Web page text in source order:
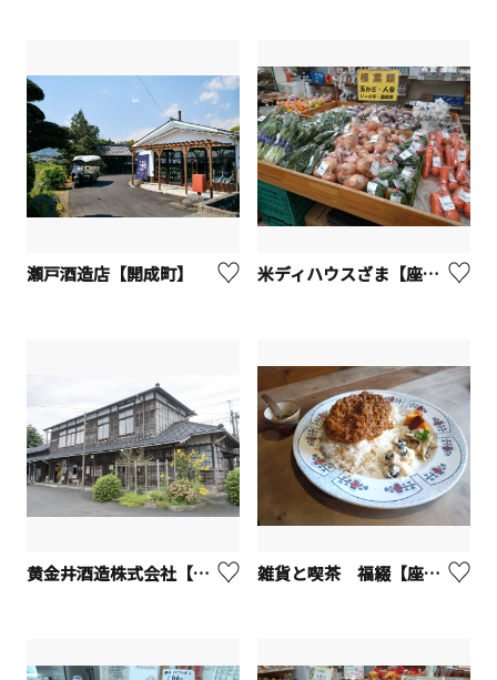
瀬戸酒造店【開成町】 米ディハウスざま【座間市】
黄金井酒造株式会社【厚木市】 雑貨と喫茶 福綴【座間市】